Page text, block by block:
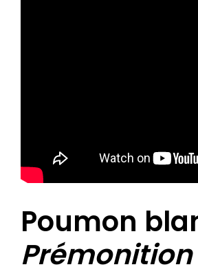
Poumon
Prémonition